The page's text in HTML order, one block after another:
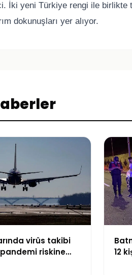
İki yeni Türkiye rengi ile birlikte
dokunuşları yer alıyor.
virüs takibi
riskine
12